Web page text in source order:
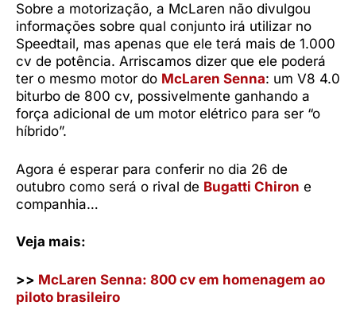
Sobre a motorização, a McLaren não divulgou
informações sobre qual conjunto irá utilizar no
Speedtail, mas apenas que ele terá mais de 1.000
cv de potência. Arriscamos dizer que ele poderá
ter o mesmo motor do McLaren Senna: um V8 4.0
biturbo de 800 cv, possivelmente ganhando a
força adicional de um motor elétrico para ser “o
híbrido”.
Agora é esperar para conferir no dia 26 de
outubro como será o rival de Bugatti Chiron e
companhia…
Veja mais:
>> McLaren Senna: 800 cv em homenagem ao
piloto brasileiro